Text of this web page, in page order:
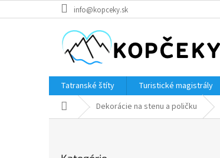
na
info@kopceky.sk
Tatranské štíty Turistické magistrály
DomovDekorácie na stenu a poličku